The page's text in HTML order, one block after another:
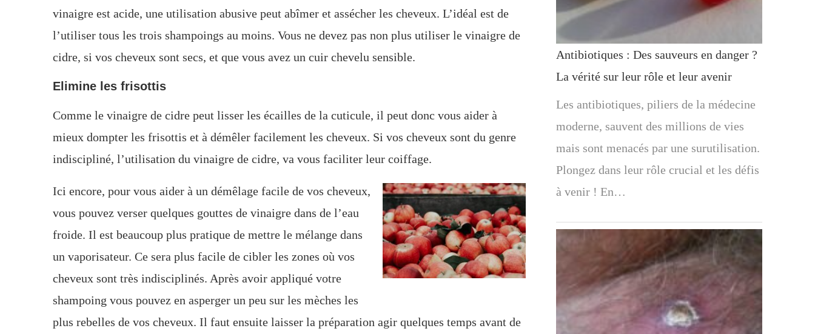
vinaigre est acide, une utilisation abusive peut abîmer et assécher les cheveux. L’idéal est de
l’utiliser tous les trois shampoings au moins. Vous ne devez pas non plus utiliser le vinaigre de
cidre, si vos cheveux sont secs, et que vous avez un cuir chevelu sensible.
Elimine les frisottis
Comme le vinaigre de cidre peut lisser les écailles de la cuticule, il peut donc vous aider à
mieux dompter les frisottis et à démêler facilement les cheveux. Si vos cheveux sont du genre
indiscipliné, l’utilisation du vinaigre de cidre, va vous faciliter leur coiffage.
Ici encore, pour vous aider à un démêlage facile de vos cheveux,
vous pouvez verser quelques gouttes de vinaigre dans de l’eau
froide. Il est beaucoup plus pratique de mettre le mélange dans
un vaporisateur. Ce sera plus facile de cibler les zones où vos
cheveux sont très indisciplinés. Après avoir appliqué votre
shampoing vous pouvez en asperger un peu sur les mèches les
plus rebelles de vos cheveux. Il faut ensuite laisser la préparation agir quelques temps avant de
Antibiotiques : Des sauveurs en danger ?
La vérité sur leur rôle et leur avenir
Les antibiotiques, piliers de la médecine
moderne, sauvent des millions de vies
mais sont menacés par une surutilisation.
Plongez dans leur rôle crucial et les défis
à venir ! En…